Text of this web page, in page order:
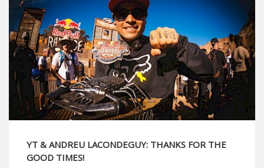
YT & ANDREU LACONDEGUY: THANKS FOR THE
GOOD TIMES!